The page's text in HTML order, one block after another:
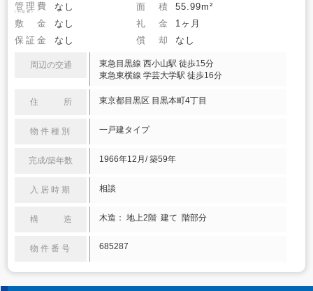
管理費
(共益費) なし 面 積
55.99m²
敷 金
なし 礼 金
1ヶ月
保証金
なし 償 却 なし
周辺の交通
東急目黒線 西小山駅 徒歩15分
東急東横線 学芸大学駅 徒歩16分
住 所 東京都目黒区 目黒本町4丁目
物件種別 一戸建タイプ
完成/築年数 1966年12月/ 築59年
入居時期 相談
構 造 木造： 地上2階 建て 階部分
物件番号 685287